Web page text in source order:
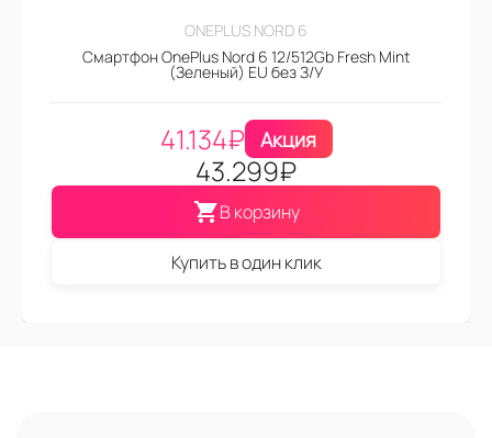
ONEPLUS NORD 6
Смартфон OnePlus Nord 6 12/512Gb Fresh Mint
(Зеленый) EU без З/У
41.134₽ Акция
43.299₽
В корзину
Купить в один клик